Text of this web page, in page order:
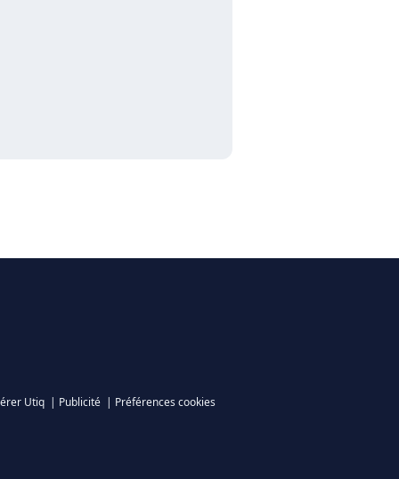
Utiq | Publicité | Préférences cookies